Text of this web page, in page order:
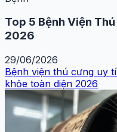
Top 5 Bệnh Viện
2026
29/06/2026
Bệnh viện thú cưng uy
khỏe toàn diện 2026